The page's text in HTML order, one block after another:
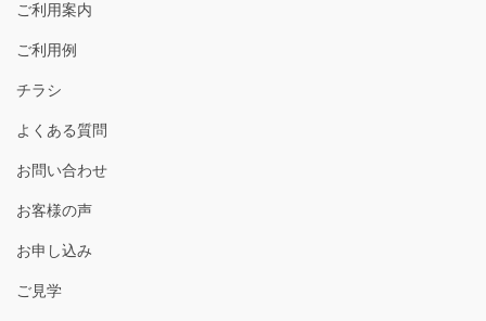
ご利用案内
ご利用例
チラシ
よくある質問
お問い合わせ
お客様の声
お申し込み
ご見学